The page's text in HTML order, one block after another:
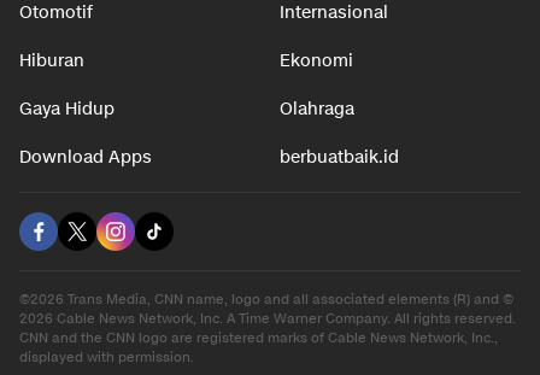
Otomotif Internasional
Hiburan Ekonomi
Gaya Hidup Olahraga
Download Apps berbuatbaik.id
©2026 Trans Media, CNN name, logo and all associated elements (R) and ©
2026 Cable News Network, Inc. A Time Warner Company. All rights reserved.
CNN and the CNN logo are registered marks of Cable News Network, Inc.,
displayed with permission.